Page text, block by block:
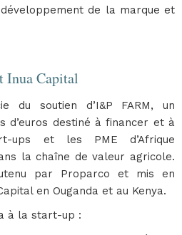
de la marque et
Inua Capital
du soutien d’I&P FARM, un
d’euros destiné à financer et à
ups et les PME d’Afrique
la chaîne de valeur agricole.
par Proparco et mis en
en Ouganda et au Kenya.
à la start-up :